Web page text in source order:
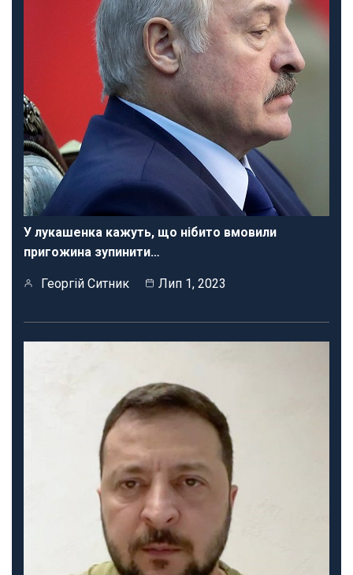
У лукашенка кажуть, що нібито вмовили
пригожина зупинити…
Георгій Ситник Лип 1, 2023